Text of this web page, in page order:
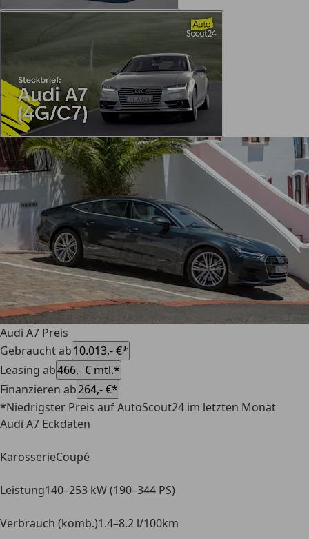
Audi A7 Preis
Gebraucht ab10.013,- €*
Leasing ab466,- € mtl.*
Finanzieren ab264,- €*
*Niedrigster Preis auf AutoScout24 im letzten Monat
Audi A7 Eckdaten
KarosserieCoupé
Leistung140–253 kW (190–344 PS)
Verbrauch (komb.)1.4–8.2 l/100km